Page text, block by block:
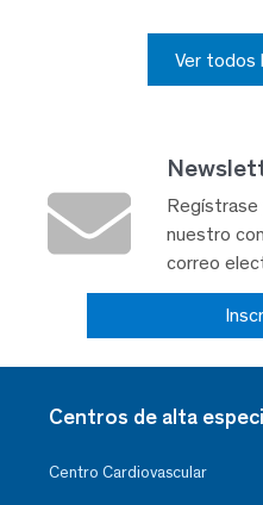
Ver
Regístrase
nuestro
correo
Centros de alta
Centro Cardiovascular